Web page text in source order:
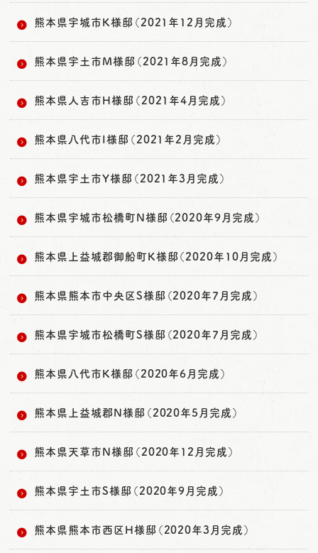
熊本県宇城市K様邸（2021年12月完成）
熊本県宇土市M様邸（2021年8月完成）
熊本県人吉市H様邸（2021年4月完成）
熊本県八代市I様邸（2021年2月完成）
熊本県宇土市Y様邸（2021年3月完成）
熊本県宇城市松橋町N様邸（2020年9月完成）
熊本県上益城郡御船町K様邸（2020年10月完成）
熊本県熊本市中央区S様邸（2020年7月完成）
熊本県宇城市松橋町S様邸（2020年7月完成）
熊本県八代市K様邸（2020年6月完成）
熊本県上益城郡N様邸（2020年5月完成）
熊本県天草市N様邸（2020年12月完成）
熊本県宇土市S様邸（2020年9月完成）
熊本県熊本市西区H様邸（2020年3月完成）